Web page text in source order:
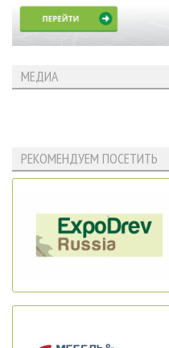
МЕДИА
РЕКОМЕНДУЕМ ПОСЕТИТЬ